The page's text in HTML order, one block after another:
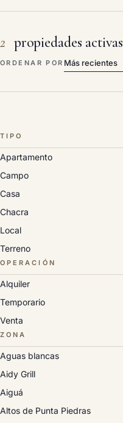
2 propiedades activas
ORDENAR POR
TIPO
Apartamento
Campo
Casa
Chacra
Local
Terreno
OPERACIÓN
Alquiler
Temporario
Venta
ZONA
Aguas blancas
Aidy Grill
Aiguá
Altos de Punta Piedras